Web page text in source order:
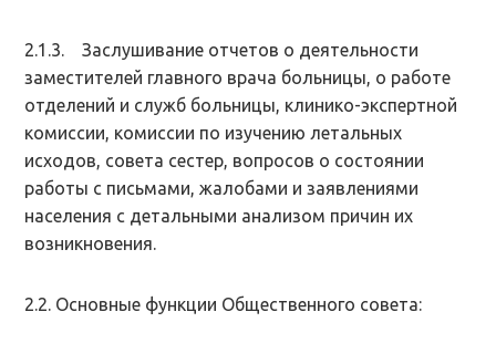
2.1.3. Заслушивание отчетов о деятельности
заместителей главного врача больницы, о работе
отделений и служб больницы, клинико-экспертной
комиссии, комиссии по изучению летальных
исходов, совета сестер, вопросов о состоянии
работы с письмами, жалобами и заявлениями
населения с детальными анализом причин их
возникновения.
2.2. Основные функции Общественного совета: